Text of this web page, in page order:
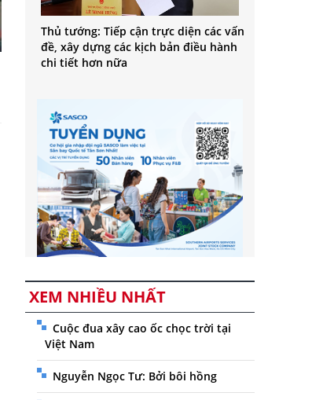
Thủ tướng: Tiếp cận trực diện các vấn
đề, xây dựng các kịch bản điều hành
chi tiết hơn nữa
XEM NHIỀU NHẤT
Cuộc đua xây cao ốc chọc trời tại
Việt Nam
Nguyễn Ngọc Tư: Bởi bôi hồng